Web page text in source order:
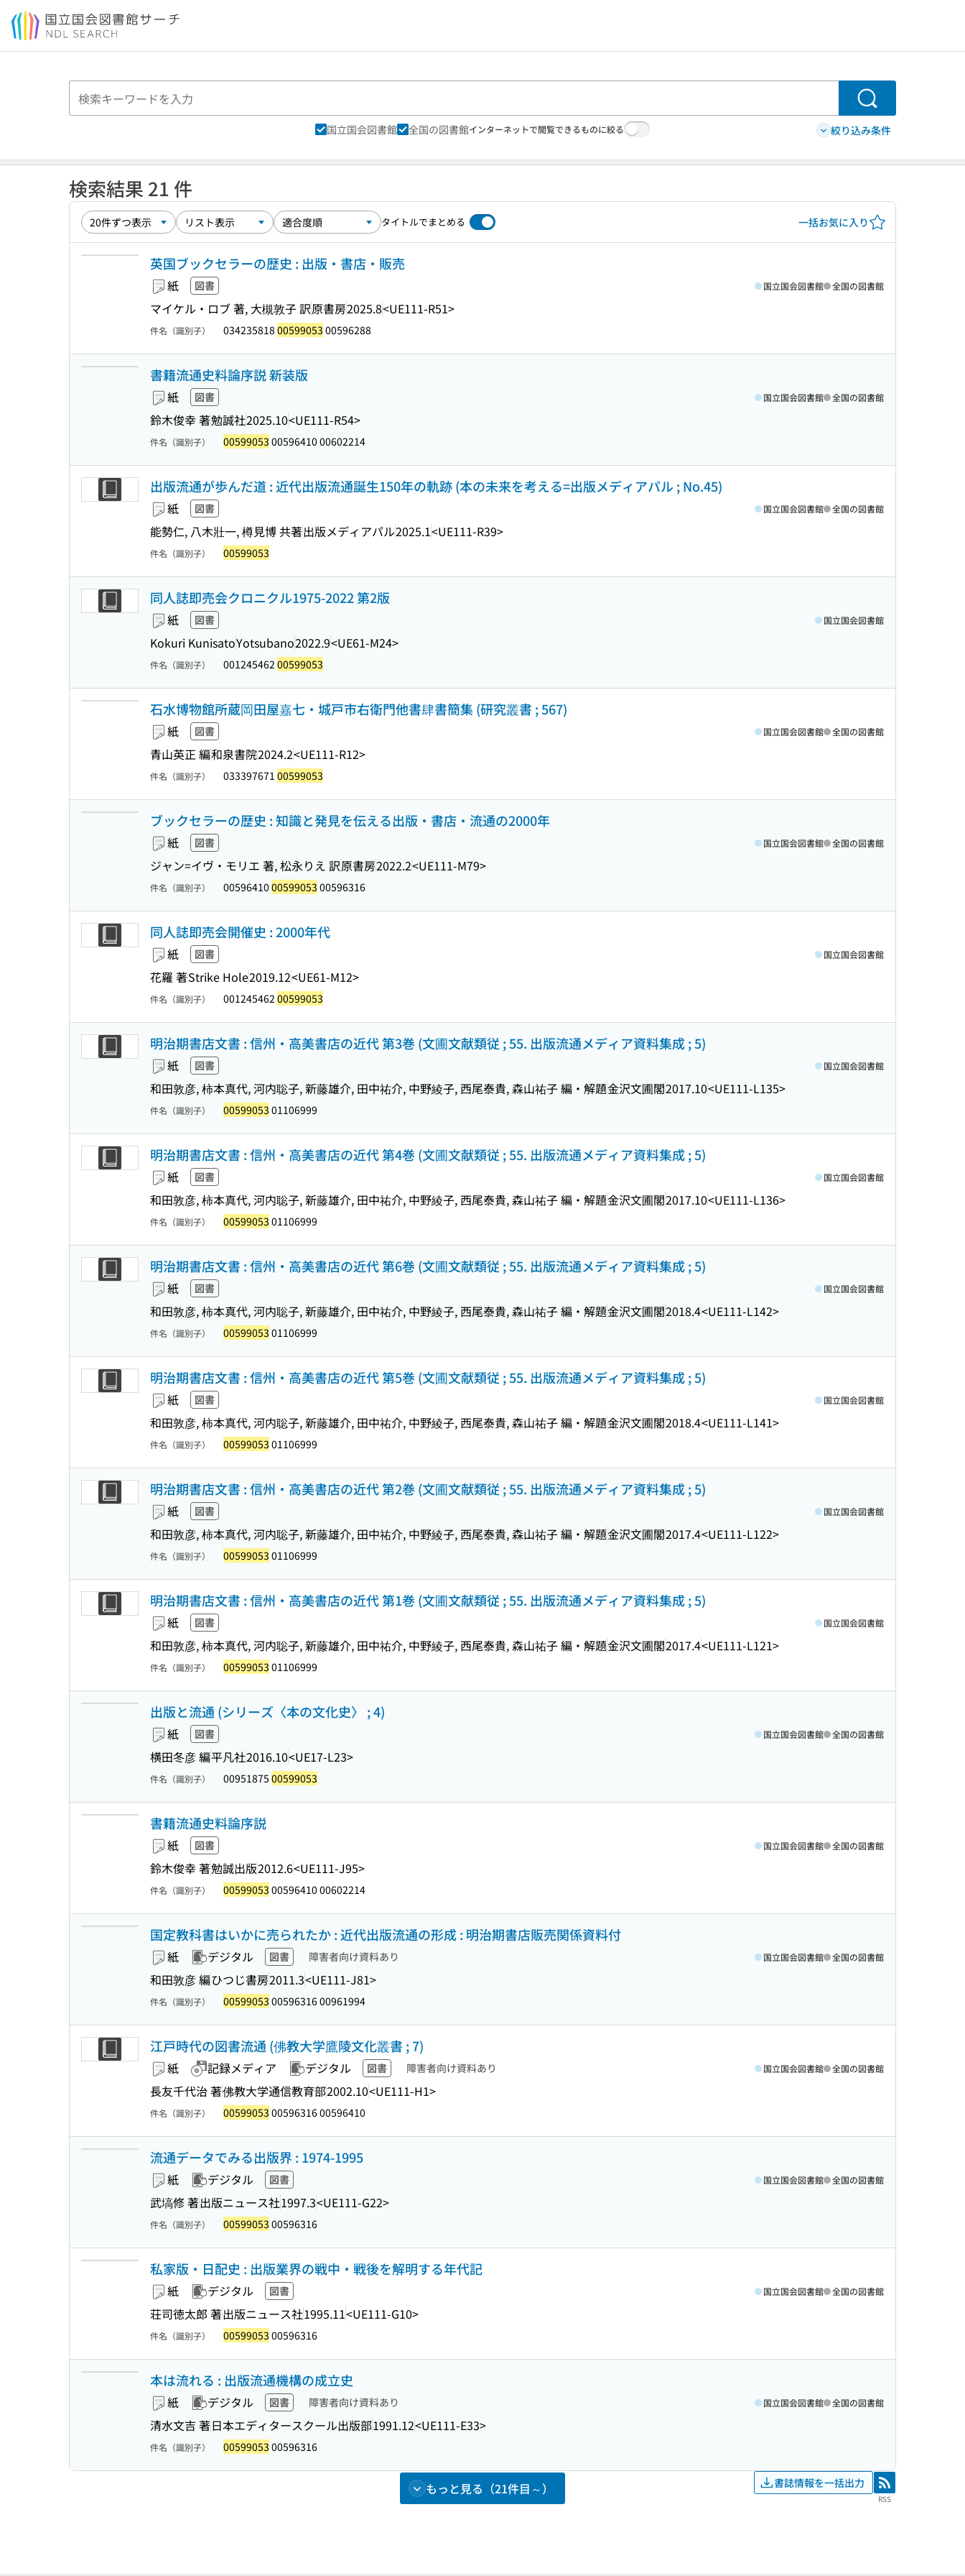
本文へ移動
検索
国立国会図書館 全国の図書館インターネットで閲覧できるものに絞る 絞り込み条件
検索結果 21 件
タイトルでまとめる 一括お気に入り
英国ブックセラーの歴史 : 出版・書店・販売
紙 図書
マイケル・ロブ 著, 大槻敦子 訳原書房2025.8<UE111-R51>
国立国会図書館 全国の図書館
件名（識別子） 034235818 00599053 00596288
書籍流通史料論序説 新装版
紙 図書
鈴木俊幸 著勉誠社2025.10<UE111-R54>
国立国会図書館 全国の図書館
件名（識別子） 00599053 00596410 00602214
出版流通が歩んだ道 : 近代出版流通誕生150年の軌跡 (本の未来を考える=出版メディアパル ; No.45)
紙 図書
能勢仁, 八木壯一, 樽見博 共著出版メディアパル2025.1<UE111-R39>
国立国会図書館 全国の図書館
件名（識別子） 00599053
同人誌即売会クロニクル1975-2022 第2版
紙 図書
Kokuri KunisatoYotsubano2022.9<UE61-M24>
国立国会図書館
件名（識別子） 001245462 00599053
石水博物館所蔵岡田屋嘉七・城戸市右衛門他書肆書簡集 (研究叢書 ; 567)
紙 図書
青山英正 編和泉書院2024.2<UE111-R12>
国立国会図書館 全国の図書館
件名（識別子） 033397671 00599053
ブックセラーの歴史 : 知識と発見を伝える出版・書店・流通の2000年
紙 図書
ジャン=イヴ・モリエ 著, 松永りえ 訳原書房2022.2<UE111-M79>
国立国会図書館 全国の図書館
件名（識別子） 00596410 00599053 00596316
同人誌即売会開催史 : 2000年代
紙 図書
花羅 著Strike Hole2019.12<UE61-M12>
国立国会図書館
件名（識別子） 001245462 00599053
明治期書店文書 : 信州・高美書店の近代 第3巻 (文圃文献類従 ; 55. 出版流通メディア資料集成 ; 5)
紙 図書
和田敦彦, 柿本真代, 河内聡子, 新藤雄介, 田中祐介, 中野綾子, 西尾泰貴, 森山祐子 編・解題金沢文圃閣2017.10<UE111-L135>
国立国会図書館
件名（識別子） 00599053 01106999
明治期書店文書 : 信州・高美書店の近代 第4巻 (文圃文献類従 ; 55. 出版流通メディア資料集成 ; 5)
紙 図書
和田敦彦, 柿本真代, 河内聡子, 新藤雄介, 田中祐介, 中野綾子, 西尾泰貴, 森山祐子 編・解題金沢文圃閣2017.10<UE111-L136>
国立国会図書館
件名（識別子） 00599053 01106999
明治期書店文書 : 信州・高美書店の近代 第6巻 (文圃文献類従 ; 55. 出版流通メディア資料集成 ; 5)
紙 図書
和田敦彦, 柿本真代, 河内聡子, 新藤雄介, 田中祐介, 中野綾子, 西尾泰貴, 森山祐子 編・解題金沢文圃閣2018.4<UE111-L142>
国立国会図書館
件名（識別子） 00599053 01106999
明治期書店文書 : 信州・高美書店の近代 第5巻 (文圃文献類従 ; 55. 出版流通メディア資料集成 ; 5)
紙 図書
和田敦彦, 柿本真代, 河内聡子, 新藤雄介, 田中祐介, 中野綾子, 西尾泰貴, 森山祐子 編・解題金沢文圃閣2018.4<UE111-L141>
国立国会図書館
件名（識別子） 00599053 01106999
明治期書店文書 : 信州・高美書店の近代 第2巻 (文圃文献類従 ; 55. 出版流通メディア資料集成 ; 5)
紙 図書
和田敦彦, 柿本真代, 河内聡子, 新藤雄介, 田中祐介, 中野綾子, 西尾泰貴, 森山祐子 編・解題金沢文圃閣2017.4<UE111-L122>
国立国会図書館
件名（識別子） 00599053 01106999
明治期書店文書 : 信州・高美書店の近代 第1巻 (文圃文献類従 ; 55. 出版流通メディア資料集成 ; 5)
紙 図書
和田敦彦, 柿本真代, 河内聡子, 新藤雄介, 田中祐介, 中野綾子, 西尾泰貴, 森山祐子 編・解題金沢文圃閣2017.4<UE111-L121>
国立国会図書館
件名（識別子） 00599053 01106999
出版と流通 (シリーズ〈本の文化史〉 ; 4)
紙 図書
横田冬彦 編平凡社2016.10<UE17-L23>
国立国会図書館 全国の図書館
件名（識別子） 00951875 00599053
書籍流通史料論序説
紙 図書
鈴木俊幸 著勉誠出版2012.6<UE111-J95>
国立国会図書館 全国の図書館
件名（識別子） 00599053 00596410 00602214
国定教科書はいかに売られたか : 近代出版流通の形成 : 明治期書店販売関係資料付
紙 デジタル 図書 障害者向け資料あり
和田敦彦 編ひつじ書房2011.3<UE111-J81>
国立国会図書館 全国の図書館
件名（識別子） 00599053 00596316 00961994
江戸時代の図書流通 (佛教大学鷹陵文化叢書 ; 7)
紙 記録メディア デジタル 図書 障害者向け資料あり
長友千代治 著佛教大学通信教育部2002.10<UE111-H1>
国立国会図書館 全国の図書館
件名（識別子） 00599053 00596316 00596410
流通データでみる出版界 : 1974-1995
紙 デジタル 図書
武塙修 著出版ニュース社1997.3<UE111-G22>
国立国会図書館 全国の図書館
件名（識別子） 00599053 00596316
私家版・日配史 : 出版業界の戦中・戦後を解明する年代記
紙 デジタル 図書
荘司徳太郎 著出版ニュース社1995.11<UE111-G10>
国立国会図書館 全国の図書館
件名（識別子） 00599053 00596316
本は流れる : 出版流通機構の成立史
紙 デジタル 図書 障害者向け資料あり
清水文吉 著日本エディタースクール出版部1991.12<UE111-E33>
国立国会図書館 全国の図書館
件名（識別子） 00599053 00596316
もっと見る（21件目～） 書誌情報を一括出力 RSS
RSS